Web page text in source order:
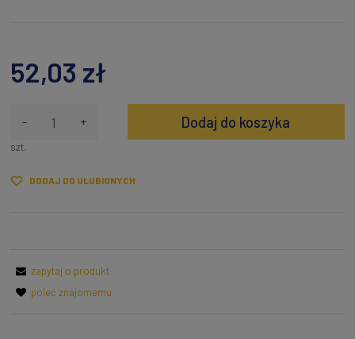
52,03 zł
- +
szt.
Dodaj do koszyka
DODAJ DO ULUBIONYCH
zapytaj o produkt
poleć znajomemu